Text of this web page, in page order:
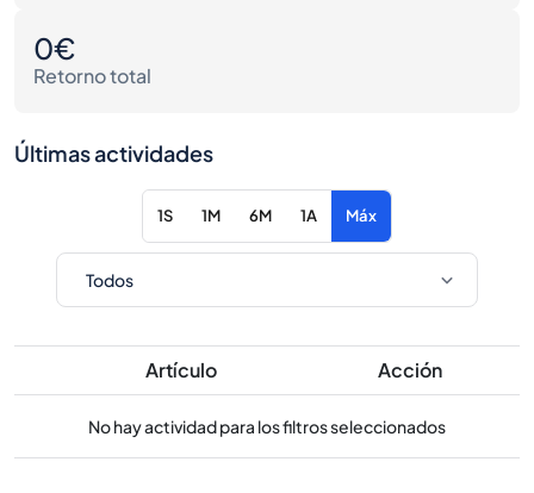
0€
Retorno total
Últimas actividades
1S 1M 6M 1A Máx
Artículo Acción
No hay actividad para los filtros seleccionados